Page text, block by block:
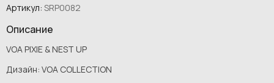
Артикул: SRP0082
Описание
VOA PIXIE & NEST UP
Дизайн: VOA COLLECTION